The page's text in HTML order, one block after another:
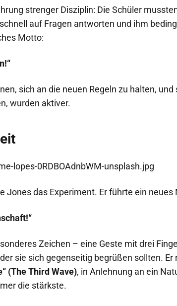
strenger Disziplin: Die Schüler
auf Fragen antworten und ihm
Motto:
sich an die neuen Regeln zu halten, und
wurden aktiver.
Jones das Experiment. Er führte ein neues
Zeichen – eine Geste mit drei
sie sich gegenseitig begrüßen sollten. Er
(The Third Wave), in Anlehnung an ein
die stärkste.